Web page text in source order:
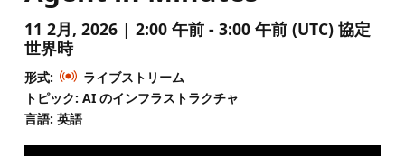
11 2月, 2026 | 2:00 午前 - 3:00 午前 (UTC) 協定
世界時
形式:
ライブストリーム
トピック: AI のインフラストラクチャ
言語: 英語